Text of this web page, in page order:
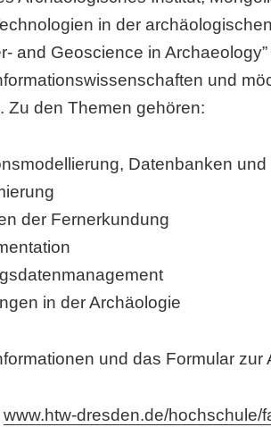
in der
and Geoscience in
und
Zu den Themen gehören:
Datenbanken
der Fernerkundung
in der Archäologie
und das Formular
www.htw-dresden.de/hochschule/